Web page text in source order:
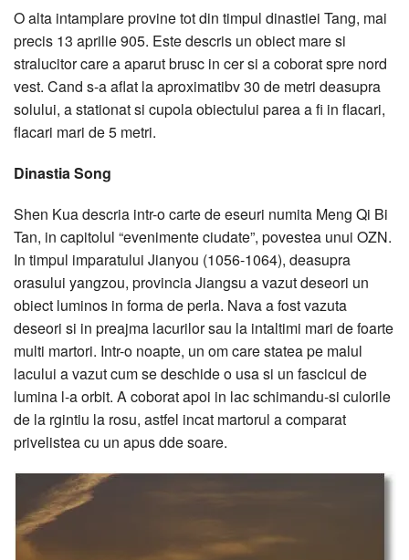
O alta intamplare provine tot din timpul dinastiei Tang, mai
precis 13 aprilie 905. Este descris un obiect mare si
stralucitor care a aparut brusc in cer si a coborat spre nord
vest. Cand s-a aflat la aproximatibv 30 de metri deasupra
solului, a stationat si cupola obiectului parea a fi in flacari,
flacari mari de 5 metri.
Dinastia Song
Shen Kua descria intr-o carte de eseuri numita Meng Qi Bi
Tan, in capitolul “evenimente ciudate”, povestea unui OZN.
In timpul imparatului Jianyou (1056-1064), deasupra
orasului yangzou, provincia Jiangsu a vazut deseori un
obiect luminos in forma de perla. Nava a fost vazuta
deseori si in preajma lacurilor sau la intaltimi mari de foarte
multi martori. Intr-o noapte, un om care statea pe malul
lacului a vazut cum se deschide o usa si un fascicul de
lumina l-a orbit. A coborat apoi in lac schimandu-si culorile
de la rgintiu la rosu, astfel incat martorul a comparat
privelistea cu un apus dde soare.